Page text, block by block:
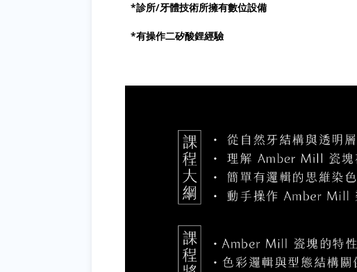
*診所/牙體技術所擁有數位設備
*有操作二矽酸鋰經驗